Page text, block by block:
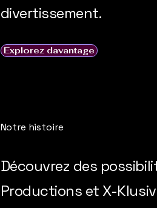
divertissement.
Explorez davantage
Notre histoire
Découvrez des
Productions et X-